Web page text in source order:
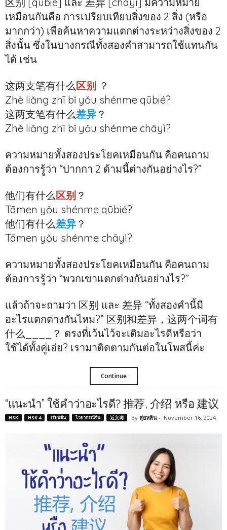
เหมือนกันคือ การเปรียบเทียบสิ่งของ 2 สิ่ง (หรือ
มากกว่า) เพื่อค้นหาความแตกต่างระหว่างสิ่งของ 2
สิ่งนั้น ซึ่งในบางกรณีทั้งสองคำสามารถใช้แทนกัน
ได้ เช่น
这两支笔有什么区别 ？
Zhè liǎng zhī bǐ yǒu shénme qūbié?
这两支笔有什么差异 ？
Zhè liǎng zhī bǐ yǒu shénme chāyì?
ความหมายทั้งสองประโยคเหมือนกัน คือคนถาม
ต้องการรู้ว่า “ปากกา 2 ด้ามนี้ต่างกันอย่างไร?”
他们有什么区别 ？
Tāmen yǒu shénme qūbié?
他们有什么差异 ？
Tāmen yǒu shénme chāyì?
ความหมายทั้งสองประโยคเหมือนกัน คือคนถาม
ต้องการรู้ว่า “พวกเขาแตกต่างกันอย่างไร?”
แล้วถ้าจะถามว่า 区别 และ 差异 “ทั้งสองคำนี้มี
อะไรแตกต่างกันไหม?” 区别和差异，这两个词有
什么____？ ตรงที่เว้นไว้จะเติมอะไรดีหรือว่า
ใช้ได้ทั้งคู่เอ่ย? เรามาติดตามกันต่อในโพสนี้ค่ะ
Continue
“แนะนำ” ใช้คำว่าอะไรดี? 推荐, 介绍 หรือ 建议
HSK HSK 4 เรียนจีน ไวยากรณ์จีน 近义词 By สุ่ยหลิน - November 16, 2024